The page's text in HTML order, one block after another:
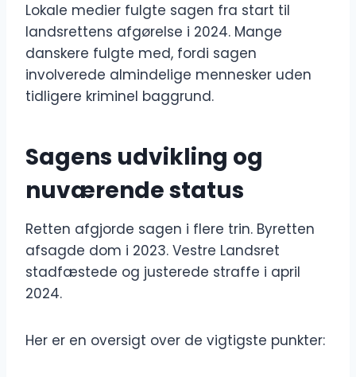
Lokale medier fulgte sagen fra start til
landsrettens afgørelse i 2024. Mange
danskere fulgte med, fordi sagen
involverede almindelige mennesker uden
tidligere kriminel baggrund.
Sagens udvikling og
nuværende status
Retten afgjorde sagen i flere trin. Byretten
afsagde dom i 2023. Vestre Landsret
stadfæstede og justerede straffe i april
2024.
Her er en oversigt over de vigtigste punkter: